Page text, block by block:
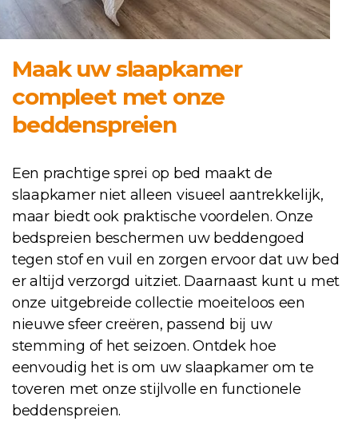
Maak uw slaapkamer
compleet met onze
beddenspreien
Een prachtige sprei op bed maakt de
slaapkamer niet alleen visueel aantrekkelijk,
maar biedt ook praktische voordelen. Onze
bedspreien beschermen uw beddengoed
tegen stof en vuil en zorgen ervoor dat uw bed
er altijd verzorgd uitziet. Daarnaast kunt u met
onze uitgebreide collectie moeiteloos een
nieuwe sfeer creëren, passend bij uw
stemming of het seizoen. Ontdek hoe
eenvoudig het is om uw slaapkamer om te
toveren met onze stijlvolle en functionele
beddenspreien.